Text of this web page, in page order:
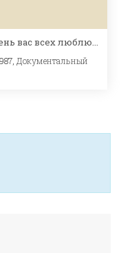
вас всех люблю...
Документальный